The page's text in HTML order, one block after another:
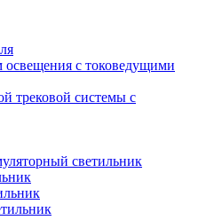
с токоведущими
трековой системы с
светильник